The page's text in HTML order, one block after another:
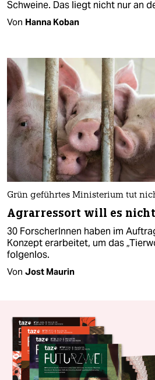
Schweine. Das liegt nicht nur an
Von Hanna Koban
Grün geführtes Ministerium tut
Agrarressort will es
30 ForscherInnen haben im
Konzept erarbeitet, um das
folgenlos.
Von Jost Maurin